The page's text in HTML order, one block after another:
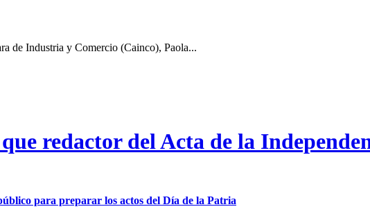
de Industria y Comercio (Cainco), Paola...
redactor del Acta de la
para preparar los actos del Día de la Patria